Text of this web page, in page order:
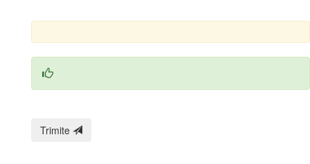
Trimite